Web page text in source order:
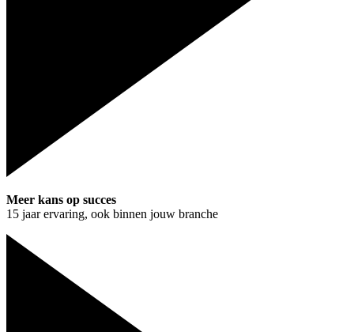
Meer kans op succes
15 jaar ervaring, ook binnen jouw branche